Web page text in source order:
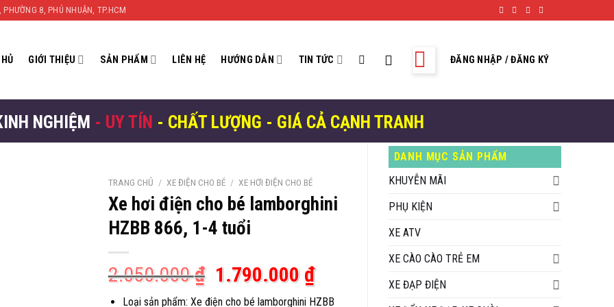
8, PHÚ NHUẬN, TP.HCM
GIỚI THIỆU SẢN PHẨM LIÊN HỆ HƯỚNG DẪN TIN TỨC ĐĂNG NHẬP / ĐĂNG KÝ
NGHIỆM - UY TÍN - CHẤT LƯỢNG - GIÁ CẢ CẠNH TRANH
DANH MỤC SẢN PHẨM
KHUYỄN MÃI
PHỤ KIỆN
XE ATV
XE CÀO CÀO TRẺ EM
XE ĐẠP ĐIỆN
TRANG CHỦ / XE ĐIỆN CHO BÉ / XE HƠI ĐIỆN CHO BÉ
Xe hơi điện cho bé lamborghini
HZBB 866, 1-4 tuổi
2.050.000₫ Giá
gốc
1.790.000 ₫Giá
hiện
Loại sản phẩm: Xe điện cho bé lamborghini HZBB